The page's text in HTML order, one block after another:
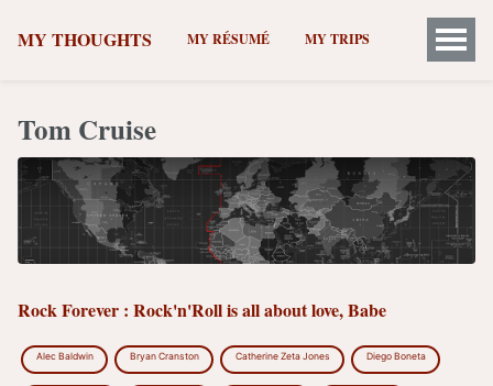
MY THOUGHTS MY RÉSUMÉ MY TRIPS
Tom Cruise
Rock Forever : Rock'n'Roll is all about love, Babe
Alec Baldwin Bryan Cranston Catherine Zeta Jones Diego Boneta